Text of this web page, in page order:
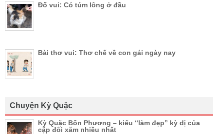
Đố vui: Có túm lông ở đầu
Bài thơ vui: Thơ chế về con gái ngày nay
Chuyện Kỳ Quặc
Kỳ Quặc Bốn Phương – kiểu “làm đẹp” kỳ dị của
cặp đôi xăm nhiều nhất